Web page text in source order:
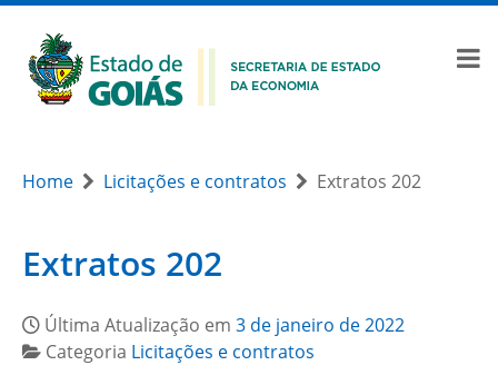
Home Licitações e contratos Extratos 202
Extratos 202
Última Atualização em 3 de janeiro de 2022
Categoria Licitações e contratos